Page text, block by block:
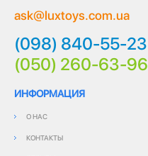
ask@luxtoys.com.ua
(098) 840-55-23
(050) 260-63-96
ИНФОРМАЦИЯ
О НАС
КОНТАКТЫ